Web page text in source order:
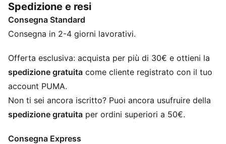
rotazione fluidi.
CARATTERISTICHE + VANTAGGI
CMEVA: Materiale EVA stampato a compressione di
DETTAGLI
Larghezza regolare
Tomaia in materiale sintetico
Consigliata per: pronatori neutri
Loghi PUMA
Spedizione e resi
Consegna Standard
Consegna in 2-4 giorni lavorativi.
Offerta esclusiva: acquista per più di 30€ e ottieni la
spedizione gratuita come cliente registrato con il tuo
account PUMA.
Non ti sei ancora iscritto? Puoi ancora usufruire della
spedizione gratuita per ordini superiori a 50€.
Consegna Express